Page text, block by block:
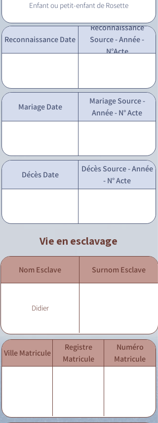
Enfant ou petit-enfant de Rosette
Reconnaissance Date
Reconnaissance
Source - Année -
N°Acte
Mariage Date
Mariage Source -
Année - N° Acte
Décès Date
Décès Source - Année
- N° Acte
Vie en esclavage
Nom Esclave Surnom Esclave
Didier
Ville Matricule
Registre
Matricule
Numéro
Matricule